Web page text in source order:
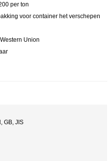
per ton
voor container het verschepen
Union
GB, JIS